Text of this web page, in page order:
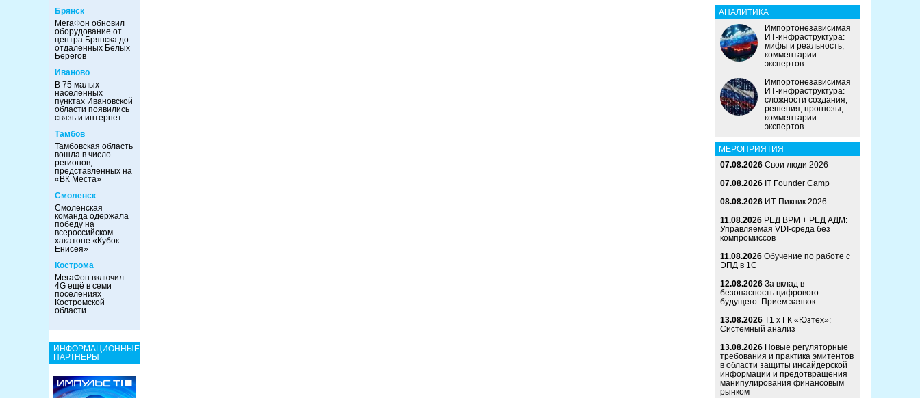
Брянск
МегаФон обновил
оборудование от
центра Брянска до
отдаленных Белых
Берегов
Иваново
В 75 малых
населённых
пунктах Ивановской
области появились
связь и интернет
Тамбов
Тамбовская область
вошла в число
регионов,
представленных на
«ВК Места»
Смоленск
Смоленская
команда одержала
победу на
всероссийском
хакатоне «Кубок
Енисея»
Кострома
МегаФон включил
4G ещё в семи
поселениях
Костромской
области
ИНФОРМАЦИОННЫЕ
ПАРТНЕРЫ
АНАЛИТИКА
Импортонезависимая
ИТ-инфраструктура:
мифы и реальность,
комментарии
экспертов
Импортонезависимая
ИТ-инфраструктура:
сложности создания,
решения, прогнозы,
комментарии
экспертов
МЕРОПРИЯТИЯ
07.08.2026 Свои люди 2026
07.08.2026 IT Founder Camp
08.08.2026 ИТ-Пикник 2026
11.08.2026 РЕД ВРМ + РЕД АДМ:
Управляемая VDI-среда без
компромиссов
11.08.2026 Обучение по работе с
ЭПД в 1С
12.08.2026 За вклад в
безопасность цифрового
будущего. Прием заявок
13.08.2026 Т1 x ГК «Юзтех»:
Системный анализ
13.08.2026 Новые регуляторные
требования и практика эмитентов
в области защиты инсайдерской
информации и предотвращения
манипулирования финансовым
рынком